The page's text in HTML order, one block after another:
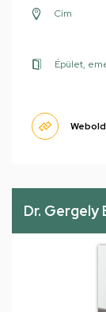
Cím
Épület,
Dr. Gergely